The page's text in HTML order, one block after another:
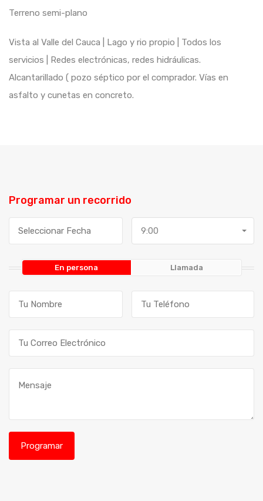
Terreno semi-plano
Vista al Valle del Cauca | Lago y rio propio | Todos los
servicios | Redes electrónicas, redes hidráulicas.
Alcantarillado ( pozo séptico por el comprador. Vías en
asfalto y cunetas en concreto.
Programar un recorrido
9:00
En persona Llamada